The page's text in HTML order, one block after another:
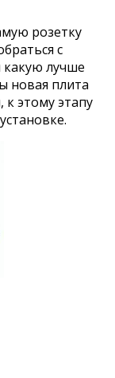
розетку
с
какую лучше
новая плита
этому этапу